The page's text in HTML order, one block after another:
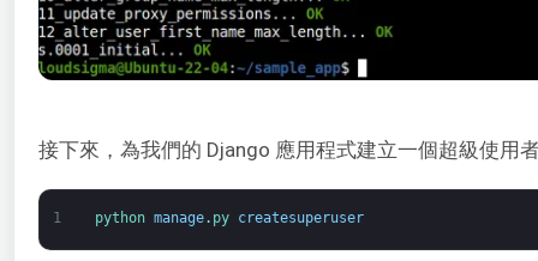
接下來，為我們的 Django 應用程式建立一個超級使用
1 python manage. py createsuperuser